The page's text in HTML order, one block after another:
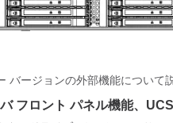
バージョンの外部機能について
フロント パネル機能、